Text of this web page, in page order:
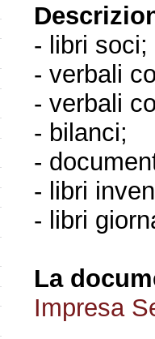
- libri soci;
- verbali
- verbali
- bilanci;
-
- libri
- libri
La
Impresa